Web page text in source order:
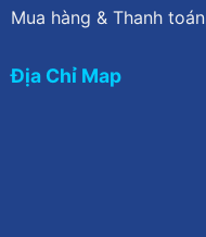
Mua hàng & Thanh toán
Địa Chỉ Map